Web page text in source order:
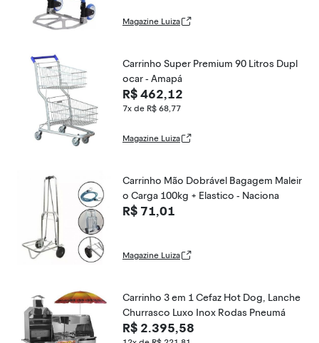
Magazine Luiza
Carrinho Super Premium 90 Litros Dupl
ocar - Amapá
R$ 462,12
7x de R$ 68,77
Magazine Luiza
Carrinho Mão Dobrável Bagagem Maleir
o Carga 100kg + Elastico - Naciona
R$ 71,01
Magazine Luiza
Carrinho 3 em 1 Cefaz Hot Dog, Lanche
Churrasco Luxo Inox Rodas Pneumá
R$ 2.395,58